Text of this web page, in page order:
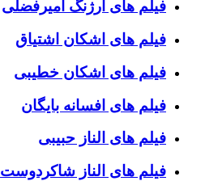
فیلم های ارژنگ امیرفضلی
فیلم های اشکان اشتیاق
فیلم های اشکان خطیبی
فیلم های افسانه بایگان
فیلم های الناز حبیبی
فیلم های الناز شاکردوست